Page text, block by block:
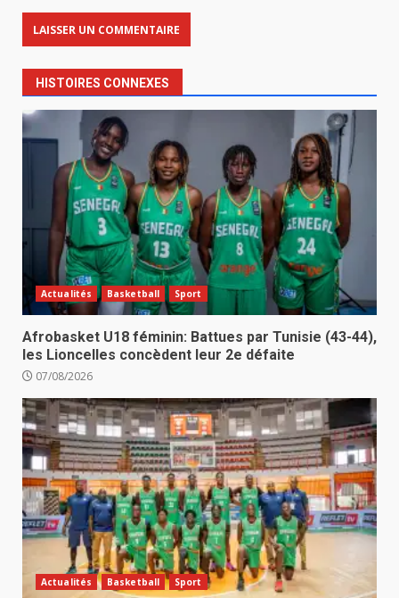
HISTOIRES CONNEXES
Actualités Basketball Sport
Afrobasket U18 féminin: Battues par Tunisie (43-44),
les Lioncelles concèdent leur 2e défaite
07/08/2026
Actualités Basketball Sport